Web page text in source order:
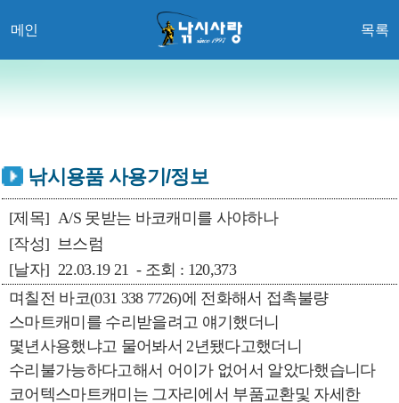
메인 목록
낚시용품 사용기/정보
[제목] A/S 못받는 바코캐미를 사야하나
[작성] 브스럼
[날자] 22.03.19 21 - 조회 : 120,373
며칠전 바코(031 338 7726)에 전화해서 접촉불량
스마트캐미를 수리받을려고 얘기했더니
몇년사용했냐고 물어봐서 2년됐다고했더니
수리불가능하다고해서 어이가 없어서 알았다했습니다
코어텍스마트캐미는 그자리에서 부품교환및 자세한